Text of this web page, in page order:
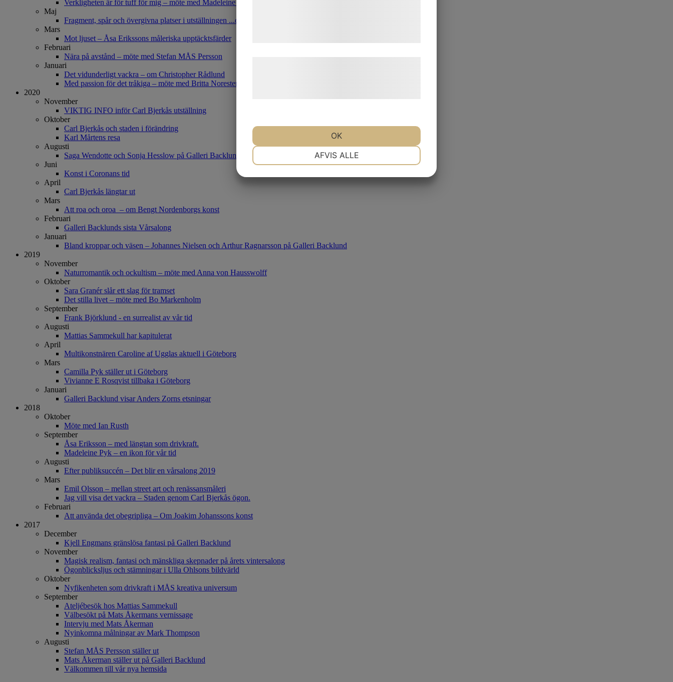
Verkligheten är för tuff för mig – möte med Madeleine Pyk
Maj
Fragment, spår och övergivna platser i utställningen ...och skuggorna
Mars
Mot ljuset – Åsa Erikssons måleriska upptäcktsfärder
Februari
Nära på avstånd – möte med Stefan MÅS Persson
Januari
Det vidunderligt vackra – om Christopher Rådlund
Med passion för det tråkiga – möte med Britta Noresten
2020
November
VIKTIG INFO inför Carl Bjerkås utställning
Oktober
Carl Bjerkås och staden i förändring
Karl Mårtens resa
Augusti
Saga Wendotte och Sonja Hesslow på Galleri Backlund
Juni
Konst i Coronans tid
April
Carl Bjerkås längtar ut
Mars
Att roa och oroa – om Bengt Nordenborgs konst
Februari
Galleri Backlunds sista Vårsalong
Januari
Bland kroppar och väsen – Johannes Nielsen och Arthur Ragnarsson på Galleri Backlund
2019
November
Naturromantik och ockultism – möte med Anna von Hausswolff
Oktober
Sara Granér slår ett slag för tramset
Det stilla livet – möte med Bo Markenholm
September
Frank Björklund - en surrealist av vår tid
Augusti
Mattias Sammekull har kapitulerat
April
Multikonstnären Caroline af Ugglas aktuell i Göteborg
Mars
Camilla Pyk ställer ut i Göteborg
Vivianne E Rosqvist tillbaka i Göteborg
Januari
Galleri Backlund visar Anders Zorns etsningar
2018
Oktober
Möte med Ian Rusth
September
Åsa Eriksson – med längtan som drivkraft.
Madeleine Pyk – en ikon för vår tid
Augusti
Efter publiksuccén – Det blir en vårsalong 2019
Mars
Emil Olsson – mellan street art och renässansmåleri
Jag vill visa det vackra – Staden genom Carl Bjerkås ögon.
Februari
Att använda det obegripliga – Om Joakim Johanssons konst
2017
December
Kjell Engmans gränslösa fantasi på Galleri Backlund
November
Magisk realism, fantasi och mänskliga skepnader på årets vintersalong
Ögonblicksljus och stämningar i Ulla Ohlsons bildvärld
Oktober
Nyfikenheten som drivkraft i MÅS kreativa universum
September
Ateljébesök hos Mattias Sammekull
Välbesökt på Mats Åkermans vernissage
Intervju med Mats Åkerman
Nyinkomna målningar av Mark Thompson
Augusti
Stefan MÅS Persson ställer ut
Mats Åkerman ställer ut på Galleri Backlund
Välkommen till vår nya hemsida
AFVIS ALLE
OK